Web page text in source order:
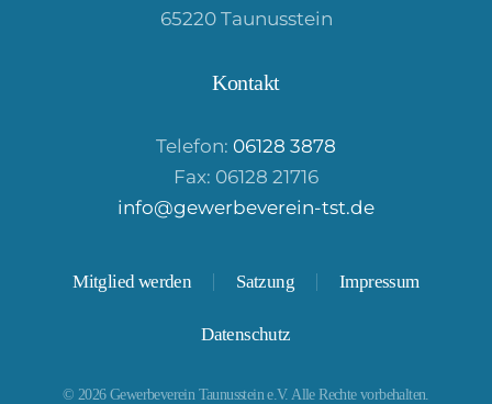
65220 Taunusstein
Kontakt
Telefon: 06128 3878
Fax: 06128 21716
info@gewerbeverein-tst.de
Mitglied werden Satzung Impressum
Datenschutz
© 2026Gewerbeverein Taunusstein e.V. Alle Rechte vorbehalten.